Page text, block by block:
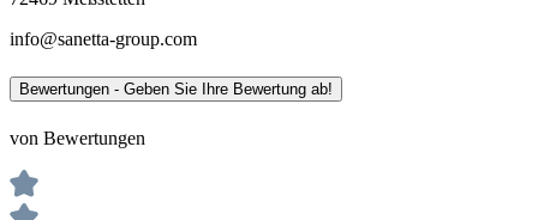
info@sanetta-group.com
Bewertungen - Geben Sie Ihre Bewertung ab!
von Bewertungen